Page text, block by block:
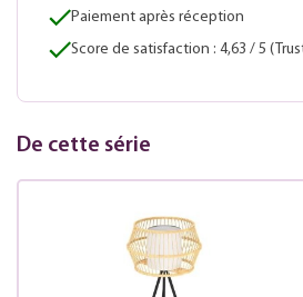
Paiement après réception
Score de satisfaction : 4,63 / 5
De cette série